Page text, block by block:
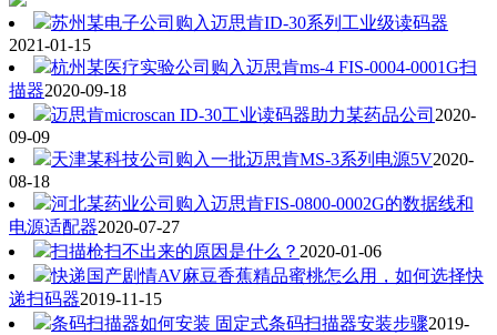
苏州某电子公司购入迈思肯ID-30系列工业级读码器
2021-01-15
杭州某医疗实验公司购入迈思肯ms-4 FIS-0004-0001G扫
描器2020-09-18
迈思肯microscan ID-30工业读码器助力某药品公司 2020-
09-09
天津某科技公司购入一批迈思肯MS-3系列电源5V2020-
08-18
河北某药业公司购入迈思肯FIS-0800-0002G的数据线和
电源适配器2020-07-27
扫描枪扫不出来的原因是什么？ 2020-01-06
快递国产剧情AV麻豆香蕉精品蜜桃怎么用，如何选择快
递扫码器2019-11-15
条码扫描器如何安装 固定式条码扫描器安装步骤2019-